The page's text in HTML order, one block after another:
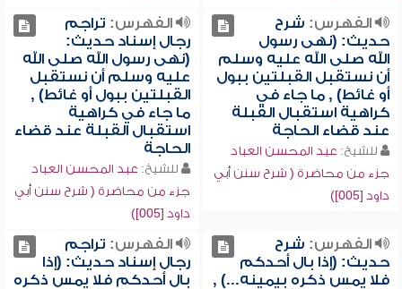
الفهرس: شرح
حديث: (نهى رسول
الله صلى الله عليه وسلم
أن نستقبل القبلتين ببول
أو غائط) , ما جاء في
كراهية استقبال القبلة
عند قضاء الحاجة
للشيخ: عبد المحسن العباد
جزء من محاضرة ( شرح سنن أبي
داود [005])
الفهرس: تراجم
رجال إسناد حديث:
(نهى رسول الله صلى الله
عليه وسلم أن نستقبل
القبلتين ببول أو غائط) ,
ما جاء في كراهية
استقبال القبلة عند قضاء
الحاجة
للشيخ: عبد المحسن العباد
جزء من محاضرة ( شرح سنن أبي
داود [005])
الفهرس: شرح
حديث: (إذا بال أحدكم
فلا يمس ذكره بيمينه...) ,
الفهرس: تراجم
رجال إسناد حديث: (إذا
بال أحدكم فلا يمس ذكره